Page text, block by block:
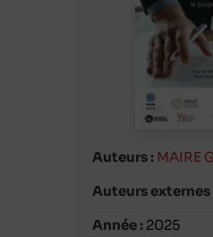
Auteurs : MAIRE
Auteurs externes
Année :2025